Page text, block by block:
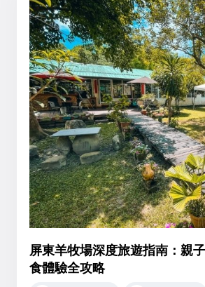
屏東羊牧場深度旅遊指南：親
食體驗全攻略